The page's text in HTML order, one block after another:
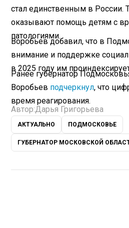
стал единственным в России.
оказывают помощь детям с
патологиями.
Воробьев добавил, что в
внимание и поддержке
в 2025 году им
Ранее губернатор
Воробьев подчеркнул, что
время реагирования.
Автор:Дарья Григорьева
АКТУАЛЬНО ПОДМОСКОВЬЕ
ГУБЕРНАТОР МОСКОВСКОЙ